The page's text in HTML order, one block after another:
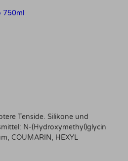
750ml
Tenside. Silikone und
N-(Hydroxymethyl)glycin
COUMARIN, HEXYL